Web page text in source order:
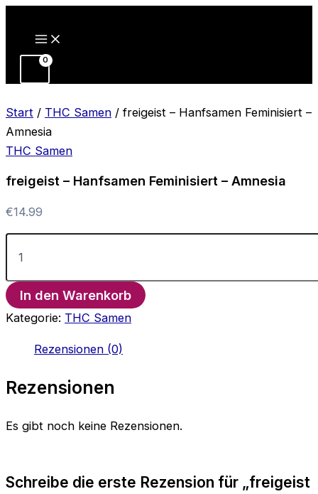
Inhalt
springen
Start / THC Samen / freigeist – Hanfsamen Feminisiert –
Amnesia
THC Samen
freigeist – Hanfsamen Feminisiert – Amnesia
€14.99
freigeist
Feminisiert
-
Amnesia
Menge
In den Warenkorb
Kategorie: THC Samen
Rezensionen (0)
Rezensionen
Es gibt noch keine Rezensionen.
Schreibe die erste Rezension für „freigeist